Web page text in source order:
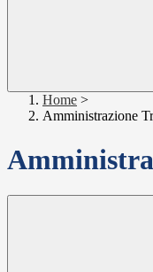
Home >
Amministrazione